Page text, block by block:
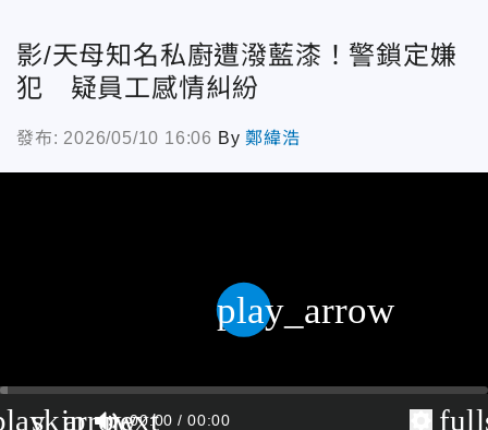
影/天母知名私廚遭潑藍漆！警鎖定嫌
犯 疑員工感情糾紛
發布: 2026/05/10 16:06 By鄭緯浩
skip_next
00:00 00:00
play_arrow